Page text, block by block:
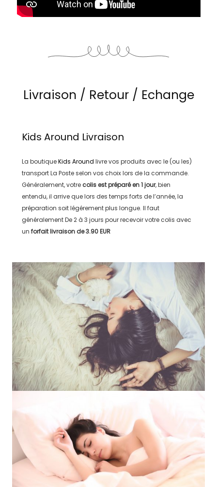
Livraison / Retour / Echange
Kids Around Livraison
La boutiqueKids Around livre vos produits avec le (ou les)
transportLa Posteselon vos choix lors de la commande.
Généralement, votre colis est préparé en1 jour, bien
entendu, il arrive que lors des temps forts de l’année, la
préparation soit légérement plus longue. Il faut
généralementDe 2 à 3 jours pour recevoir votre colis avec
un forfait livraison de3.90 EUR